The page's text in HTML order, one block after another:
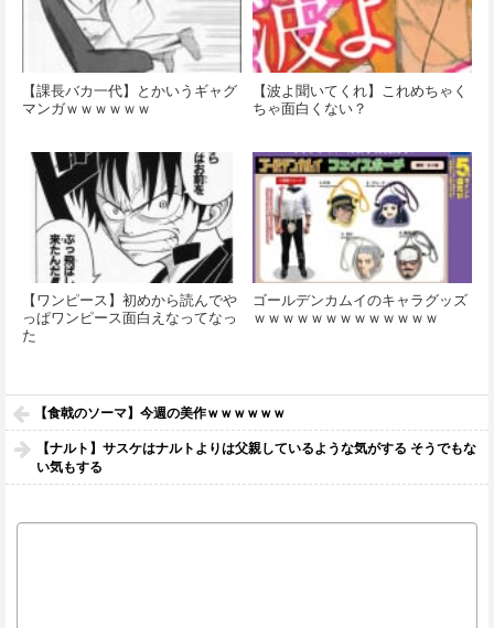
【課長バカ一代】とかいうギャグ
マンガｗｗｗｗｗｗ
【波よ聞いてくれ】これめちゃく
ちゃ面白くない？
【ワンピース】初めから読んでや
っぱワンピース面白えなってなっ
た
ゴールデンカムイのキャラグッズ
ｗｗｗｗｗｗｗｗｗｗｗｗｗ
【食戟のソーマ】今週の美作ｗｗｗｗｗｗ
【ナルト】サスケはナルトよりは父親しているような気がする そうでもな
い気もする